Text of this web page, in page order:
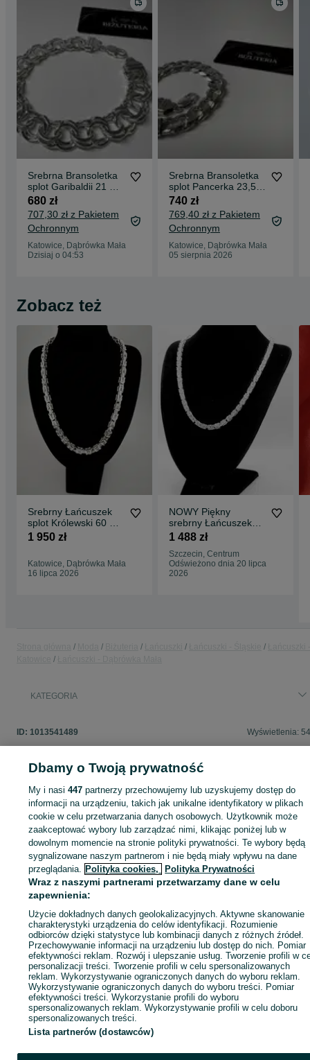
Srebrna Bransoletka
splot Garibaldii 21 CM
44 GRAM ! PR. 925
Okazja !
680 zł
707,30 zł z Pakietem
Ochronnym
Katowice, Dąbrówka Mała
Dzisiaj o 04:53
Srebrna Bransoletka
splot Pancerka 23,5
CM 75 GRAM ! PR.
925 Okazja !
740 zł
769,40 zł z Pakietem
Ochronnym
Katowice, Dąbrówka Mała
05 sierpnia 2026
Zobacz też
Srebrny Łańcuszek
splot Królewski 60 CM
193 GRAM ! PR. 925
1 950 zł
Katowice, Dąbrówka Mała
16 lipca 2026
NOWY Piękny
srebrny Łańcuszek
P.925 W.59,5g nr.290
1 488 zł
Szczecin, Centrum
Odświeżono dnia 20 lipca
2026
KATEGORIA
ID: 1013541489 Wyświetlenia:
Zaloguj się lub załóż konto na OLX, aby skontaktować się z
sprzedającym
Zaloguj się / Załóż konto
Kup
Dbamy o Twoją prywatność
My i nasi447 partnerzy przechowujemy lub uzyskujemy dostęp do
informacji na urządzeniu, takich jak unikalne identyfikatory w plikach
cookie w celu przetwarzania danych osobowych. Użytkownik może
zaakceptować wybory lub zarządzać nimi, klikając poniżej lub w
dowolnym momencie na stronie polityki prywatności. Te wybory będą
sygnalizowane naszym partnerom i nie będą miały wpływu na dane
przeglądania. Polityka cookies, Polityka Prywatności
Wraz z naszymi partnerami przetwarzamy dane w celu
zapewnienia:
Użycie dokładnych danych geolokalizacyjnych. Aktywne skanowanie
charakterystyki urządzenia do celów identyfikacji. Rozumienie
odbiorców dzięki statystyce lub kombinacji danych z różnych źródeł.
Przechowywanie informacji na urządzeniu lub dostęp do nich. Pomiar
efektywności reklam. Rozwój i ulepszanie usług. Tworzenie profili w
personalizacji treści. Tworzenie profili w celu spersonalizowanych
reklam. Wykorzystywanie ograniczonych danych do wyboru reklam.
Wykorzystywanie ograniczonych danych do wyboru treści. Pomiar
efektywności treści. Wykorzystanie profili do wyboru
spersonalizowanych reklam. Wykorzystywanie profili w celu doboru
spersonalizowanych treści.
Lista partnerów (dostawców)